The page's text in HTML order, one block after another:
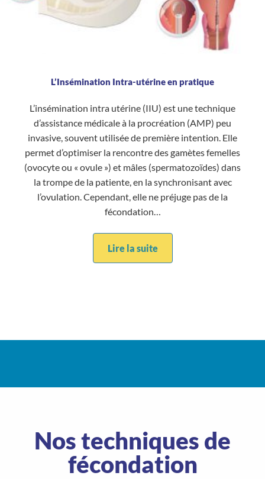
L’Insémination Intra-utérine en pratique
L’insémination intra utérine (IIU) est une technique
d’assistance médicale à la procréation (AMP) peu
invasive, souvent utilisée de première intention. Elle
permet d’optimiser la rencontre des gamètes femelles
(ovocyte ou « ovule ») et mâles (spermatozoïdes) dans
la trompe de la patiente, en la synchronisant avec
l’ovulation. Cependant, elle ne préjuge pas de la
fécondation…
Lire la suite
Nos techniques de
fécondation